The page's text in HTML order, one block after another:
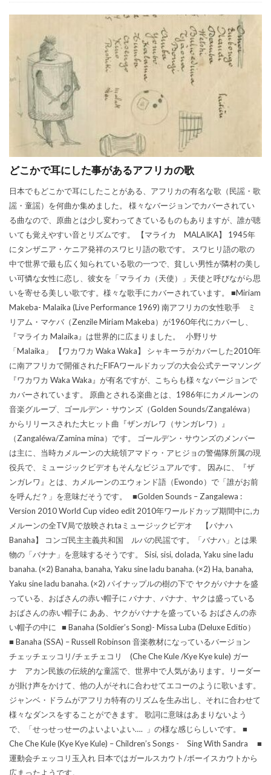
どこかで耳にした事があるアフリカの歌
日本でもどこかで耳にしたことがある、アフリカの有名な歌（民謡・歌
謡・童謡）を何曲か集めました。 様々なバージョンでカバーされてい
る曲なので、原曲とは少し変わってきているものもありますが、誰が聴
いても覚えやすい音とリズムです。 【マライカ MALAIKA】 1945年
にタンザニア・ケニア発祥のスワヒリ語の歌です。 スワヒリ語の歌の
中で世界で最も広く知られている歌の一つで、貧しい男性が隣村の美し
い可憐な女性に恋し、彼女を「マライカ（天使）」天使と呼びながら思
いを寄せる美しい歌です。様々な歌手にカバーされています。 ■Miriam
Makeba- Malaika (Live Performance 1969) 南アフリカの女性歌手 ミ
リアム・マケバ（Zenzile Miriam Makeba）が1960年代にカバーし、
『マライカ Malaika』は世界的に広まりました。 小野リサ
「Malaika」 【ワカワカ Waka Waka】 シャキーラがカバーした2010年
に南アフリカで開催されたFIFAワールドカップの大会公式テーマソング
『ワカワカ Waka Waka』が有名ですが、こちらも様々なバージョンで
カバーされています。 原曲とされる楽曲とは、1986年にカメルーンの
音楽グループ、ゴールデン・サウンズ（Golden Sounds/Zangaléwa）
からリリースされた大ヒット曲『ザンガレワ（サンガレワ）』
（Zangaléwa/Zamina mina）です。 ゴールデン・サウンズのメンバー
は主に、当時カメルーンの大統領アマドゥ・アヒジョの警備隊所属の現
役兵で、ミュージックビデオもそんなビジュアルです。 因みに、『ザ
ンガレワ』とは、カメルーンのエウォンド語（Ewondo）で「誰がお前
を呼んだ？」を意味だそうです。 ■Golden Sounds – Zangalewa :
Version 2010 World Cup video edit 2010年ワールドカップ期間中に,カ
メルーンの全TV局で放映されtaミュージックビデオ 【バナハ
Banaha】 コンゴ民主主義共和国 ルバの民謡です。「バナハ」とは果
物の「バナナ」を意味するそうです。 Sisi, sisi, dolada, Yaku sine ladu
banaha. (×2) Banaha, banaha, Yaku sine ladu banaha. (×2) Ha, banaha,
Yaku sine ladu banaha. (×2) パイナップルの樹の下で ヤクがバナナを盛
っている、おばさんの赤い帽子に バナナ、バナナ、ヤクは盛っている
おばさんの赤い帽子に ああ、ヤクがバナナを盛っている おばさんの赤
い帽子の中に ■ Banaha (Soldier’s Song)- Missa Luba (Deluxe Editio）
■ Banaha (SSA) – Russell Robinson 音楽教材になっているバージョン
チェッチェッコリ/チェチェコリ (Che Che Kule /Kye Kye kule) ガー
ナ アカン民族の伝統的な童謡で、世界中で人気があります。リーダー
が掛け声をかけて、他の人がそれに合わせてエコーのように歌います。
ジャンベ・ドラムがアフリカ特有のリズムを生み出し、それに合わせて
様々なダンスをすることができます。 歌詞に意味はあまりないよう
で、「せっせっせーのよいよいよい…. 」の様な感じらしいです。 ■
Che Che Kule (Kye Kye Kule) – Children’s Songs - Sing With Sandra ■
運動会チェッコリ玉入れ 日本ではガールスカウト/ボーイスカウトから
広まったようです。